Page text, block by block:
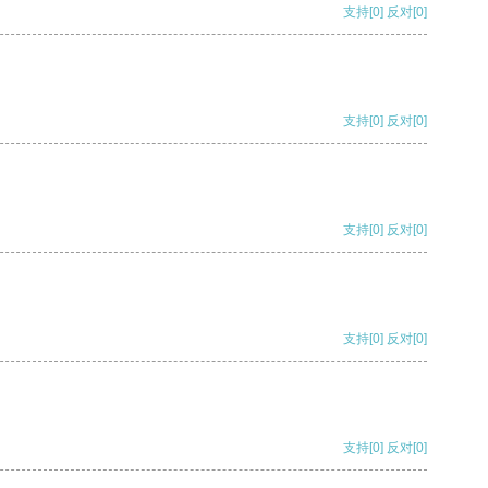
支持[0] 反对[0]
支持[0] 反对[0]
支持[0] 反对[0]
支持[0] 反对[0]
支持[0] 反对[0]